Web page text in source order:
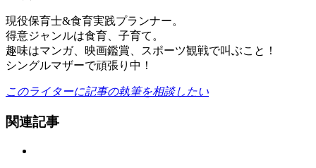
現役保育士&食育実践プランナー。
得意ジャンルは食育、子育て。
趣味はマンガ、映画鑑賞、スポーツ観戦で叫ぶこと！
シングルマザーで頑張り中！
このライターに記事の執筆を相談したい
関連記事